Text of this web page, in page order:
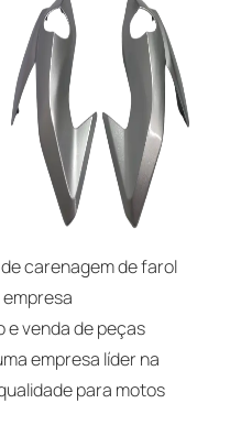
carenagem de farol
empresa
venda de peças
empresa líder na
para motos